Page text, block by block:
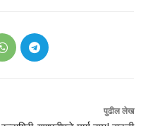
पुढील लेख